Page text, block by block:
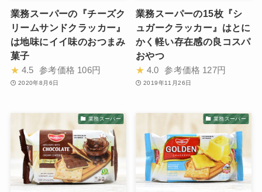
業務スーパーの『チーズク
リームサンドクラッカー』
は地味にイイ味のおつまみ
菓子
★ 4.5 参考価格 106円
2020年8月6日
業務スーパーの15枚『シ
ュガークラッカー』はとに
かく軽い存在感の良コスパ
おやつ
★ 4.0 参考価格 127円
2019年11月26日
業務スーパー 業務スーパー